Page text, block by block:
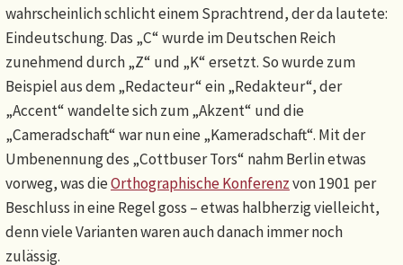
wahrscheinlich schlicht einem Sprachtrend, der da lautete:
Eindeutschung. Das „C“ wurde im Deutschen Reich
zunehmend durch „Z“ und „K“ ersetzt. So wurde zum
Beispiel aus dem „Redacteur“ ein „Redakteur“, der
„Accent“ wandelte sich zum „Akzent“ und die
„Cameradschaft“ war nun eine „Kameradschaft“. Mit der
Umbenennung des „Cottbuser Tors“ nahm Berlin etwas
vorweg, was dieOrthographische Konferenzvon 1901 per
Beschluss in eine Regel goss – etwas halbherzig vielleicht,
denn viele Varianten waren auch danach immer noch
zulässig.